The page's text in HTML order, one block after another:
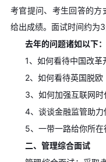
考官提问、考生回答的
给出成绩。面试时间约为3
去年的问题诸如以下：
1、如何看待中国改
2、如何看待英国脱欧
3、如何加强互联网
4、谈谈金融监管助
5、一带一路给你所
二、管理综合面试